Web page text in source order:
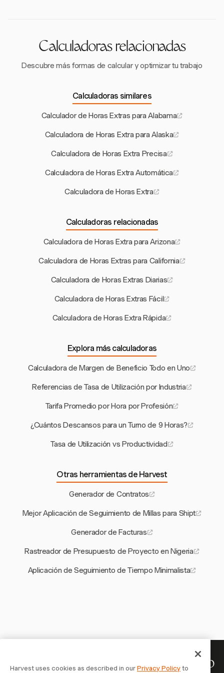
Calculadoras relacionadas
Descubre más formas de calcular y optimizar tu trabajo
Calculadoras similares
Calculador de Horas Extras para Alabama
Calculadora de Horas Extra para Alaska
Calculadora de Horas Extra Precisa
Calculadora de Horas Extra Automática
Calculadora de Horas Extra
Calculadoras relacionadas
Calculadora de Horas Extra para Arizona
Calculadora de Horas Extras para California
Calculadora de Horas Extras Diarias
Calculadora de Horas Extras Fácil
Calculadora de Horas Extra Rápida
Explora más calculadoras
Calculadora de Margen de Beneficio Todo en Uno
Referencias de Tasa de Utilización por Industria
Tarifa Promedio por Hora por Profesión
¿Cuántos Descansos para un Turno de 9 Horas?
Tasa de Utilización vs Productividad
Otras herramientas de Harvest
Generador de Contratos
Mejor Aplicación de Seguimiento de Millas para Shipt
Generador de Facturas
Rastreador de Presupuesto de Proyecto en Nigeria
Aplicación de Seguimiento de Tiempo Minimalista
Tu tiempo merece ser registrado
Harvest uses cookies as described in ourPrivacy Policyto